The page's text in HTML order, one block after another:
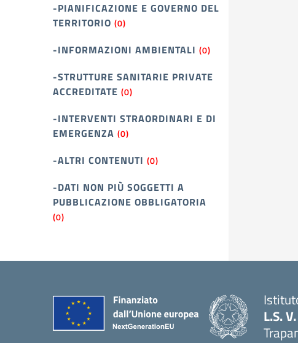
-PIANIFICAZIONE E GOVERNO DEL
TERRITORIO (0)
-INFORMAZIONI AMBIENTALI (0)
-STRUTTURE SANITARIE PRIVATE
ACCREDITATE (0)
-INTERVENTI STRAORDINARI E DI
EMERGENZA (0)
-ALTRI CONTENUTI (0)
-DATI NON PIÙ SOGGETTI A
PUBBLICAZIONE OBBLIGATORIA
(0)
L.S.